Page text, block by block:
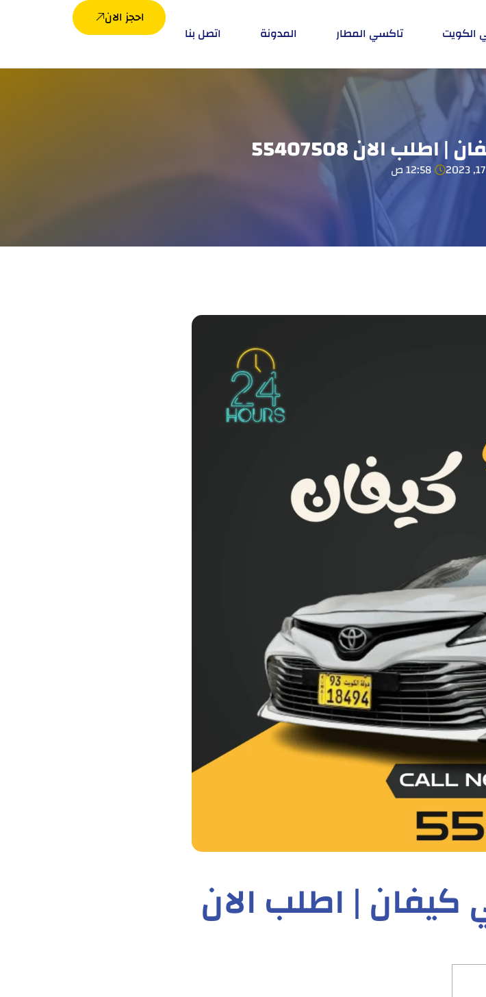
الكويت تاكسي المطار المدونة اتصل بنا
احجز الان
الان 55407508
12:58 ص
| اطلب الان